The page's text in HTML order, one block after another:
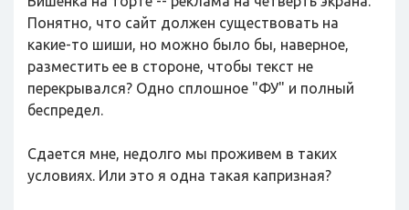
Понятно, что сайт должен существовать на
какие-то шиши, но можно было бы, наверное,
разместить ее в стороне, чтобы текст не
перекрывался? Одно сплошное "ФУ" и полный
беспредел.
Сдается мне, недолго мы проживем в таких
условиях. Или это я одна такая капризная?